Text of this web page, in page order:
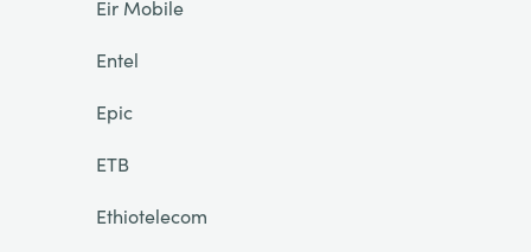
Eir Mobile
Entel
Epic
ETB
Ethiotelecom